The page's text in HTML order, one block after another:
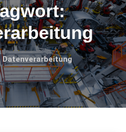
Datenverarbeitung